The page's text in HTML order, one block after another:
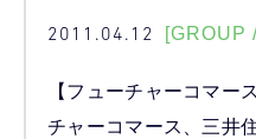
2011.04.12 [GROUP
【フューチャーコマー
チャーコマース、三井